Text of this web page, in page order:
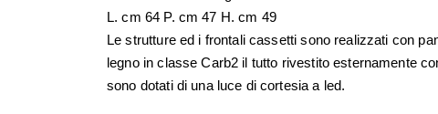
L. cm 64 P. cm 47 H. cm 49
Le strutture ed i frontali cassetti sono realizzati con
legno in classe Carb2 il tutto rivestito esternamente
sono dotati di una luce di cortesia a led.